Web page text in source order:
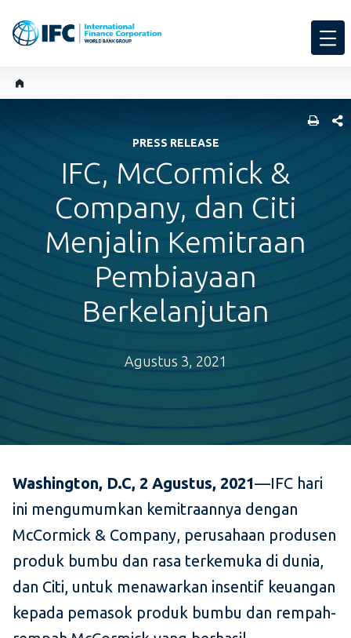
PRESS RELEASE
IFC, McCormick &
Company, dan Citi
Menjalin Kemitraan
Pembiayaan
Berkelanjutan
Agustus 3, 2021
Washington, D.C, 2 Agustus, 2021—IFC hari
ini mengumumkan kemitraannya dengan
McCormick & Company, perusahaan produsen
produk bumbu dan rasa terkemuka di dunia,
dan Citi, untuk menawarkan insentif keuangan
kepada pemasok produk bumbu dan rempah-